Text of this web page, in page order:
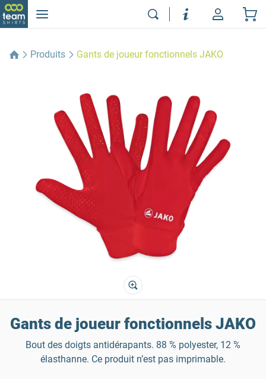
Produits Gants de joueur fonctionnels JAKO
Gants de joueur fonctionnels JAKO
Bout des doigts antidérapants. 88 % polyester, 12 %
élasthanne. Ce produit n’est pas imprimable.